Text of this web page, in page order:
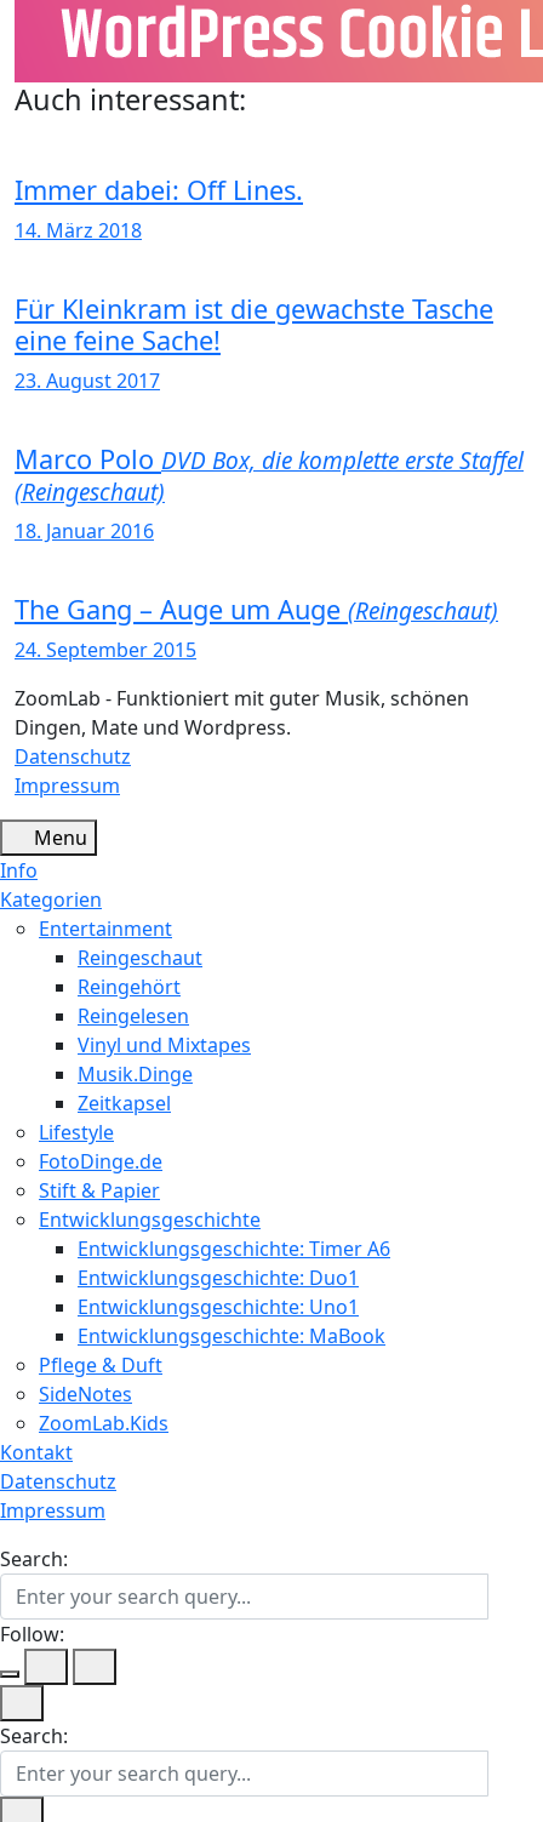
Auch interessant:
Immer dabei: Off Lines.
14. März 2018
Für Kleinkram ist die gewachste Tasche
eine feine Sache!
23. August 2017
Marco Polo DVD Box, die komplette erste Staffel
(Reingeschaut)
18. Januar 2016
The Gang – Auge um Auge (Reingeschaut)
24. September 2015
ZoomLab - Funktioniert mit guter Musik, schönen
Dingen, Mate und Wordpress.
Datenschutz
Impressum
Menu
Info
Kategorien
Entertainment
Reingeschaut
Reingehört
Reingelesen
Vinyl und Mixtapes
Musik.Dinge
Zeitkapsel
Lifestyle
FotoDinge.de
Stift & Papier
Entwicklungsgeschichte
Entwicklungsgeschichte: Timer A6
Entwicklungsgeschichte: Duo1
Entwicklungsgeschichte: Uno1
Entwicklungsgeschichte: MaBook
Pflege & Duft
SideNotes
ZoomLab.Kids
Kontakt
Datenschutz
Impressum
Search:
Follow:
Search: